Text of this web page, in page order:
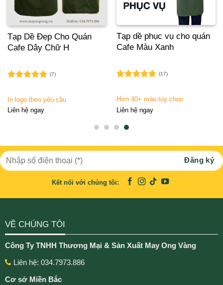
Tạp dề phục vụ cho quán
Cafe Màu Xanh
5 sao
(17)
Hơn 40+ màu tùy chọn
Liên hệ ngay
Tạp Dề Đẹp Cho Quán
Cafe Dây Chữ H
5 sao
(7)
In logo theo yêu cầu
Liên hệ ngay
Kết nối với chúng tôi:
VỀ CHÚNG TÔI
Công Ty TNHH Thương Mại & Sản Xuất May Ong Vàng
Liên hệ: 034.7973.886
Cơ sở Miền Bắc